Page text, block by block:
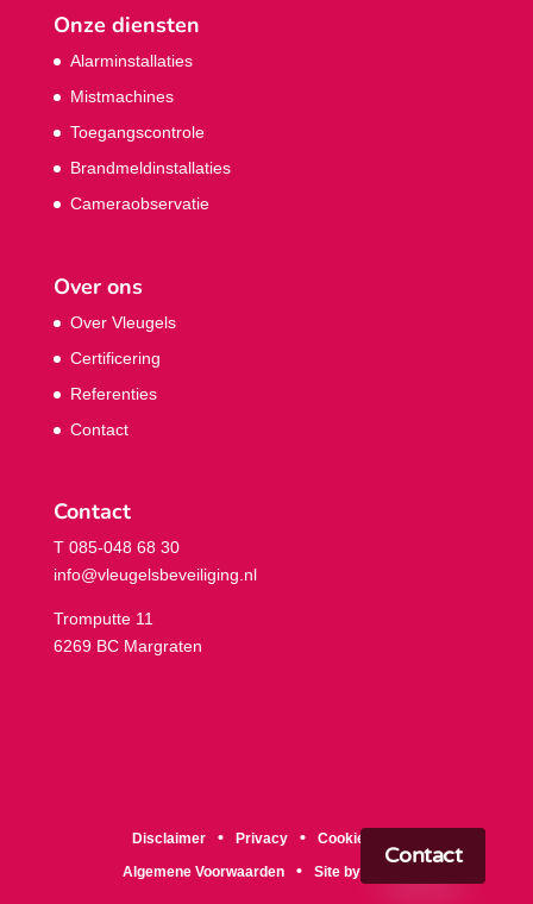
Onze diensten
Alarminstallaties
Mistmachines
Toegangscontrole
Brandmeldinstallaties
Cameraobservatie
Over ons
Over Vleugels
Certificering
Referenties
Contact
Contact
T 085-048 68 30
info@vleugelsbeveiliging.nl
Tromputte 11
6269 BC Margraten
Disclaimer Privacy
Cookies
Algemene Voorwaarden
Site by RS
Contact